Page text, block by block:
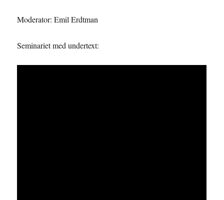
Moderator: Emil Erdtman
Seminariet med undertext: